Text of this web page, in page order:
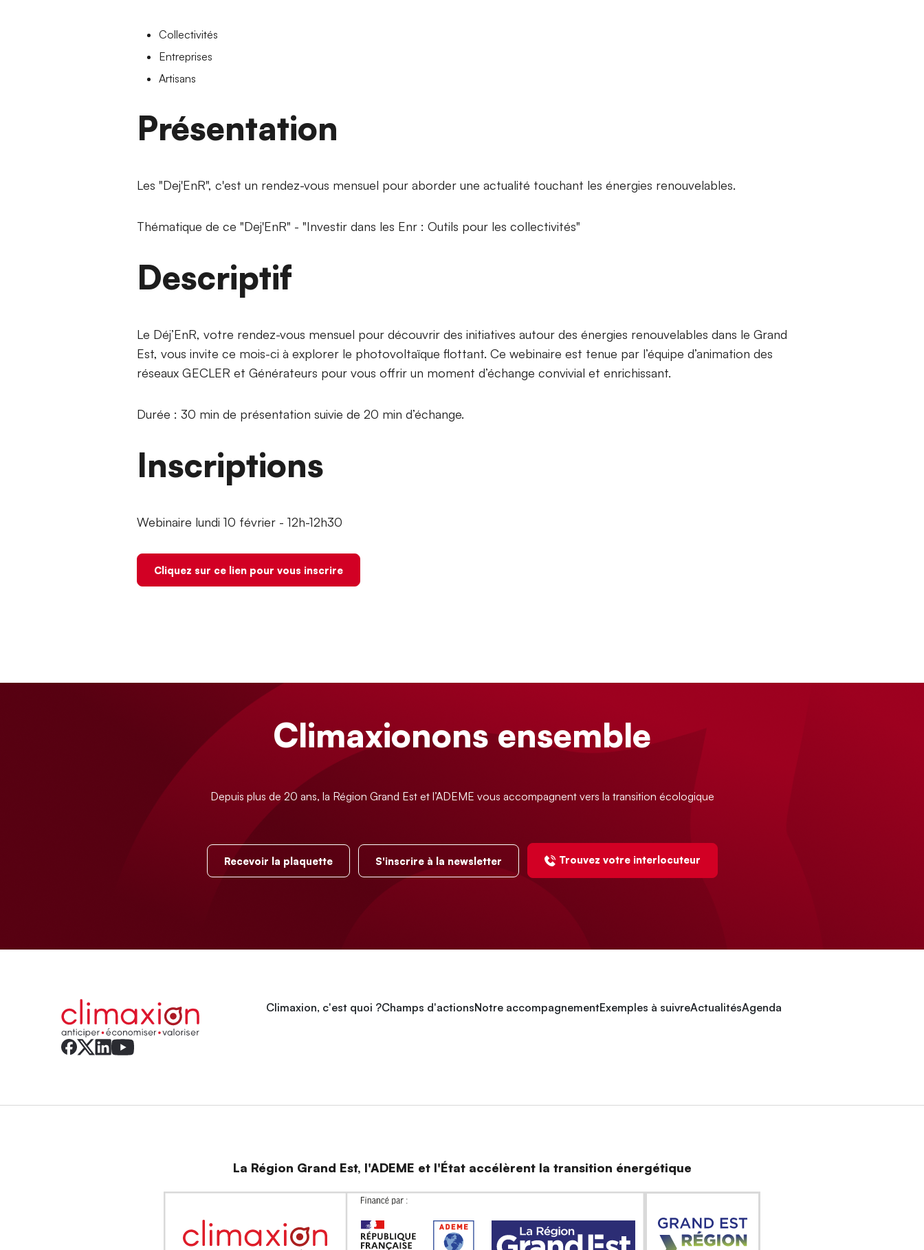
Collectivités
Entreprises
Artisans
Présentation
Les "Dej'EnR", c'est un rendez-vous mensuel pour aborder une actualité touchant les énergies renouvelables.
Thématique de ce "Dej'EnR" - "Investir dans les Enr : Outils pour les collectivités"
Descriptif
Le Déj’EnR, votre rendez-vous mensuel pour découvrir des initiatives autour des énergies renouvelables dans le Grand
Est, vous invite ce mois-ci à explorer le photovoltaïque flottant. Ce webinaire est tenue par l’équipe d’animation des
réseaux GECLER et Générateurs pour vous offrir un moment d’échange convivial et enrichissant.
Durée : 30 min de présentation suivie de 20 min d’échange.
Inscriptions
Webinaire lundi 10 février - 12h-12h30
Cliquez sur ce lien pour vous inscrire
Climaxionons ensemble
Depuis plus de 20 ans, la Région Grand Est et l’ADEME vous accompagnent vers la transition écologique
Recevoir la plaquette S'inscrire à la newsletter Trouvez votre interlocuteur
Climaxion, c'est quoi ?Champs d'actionsNotre accompagnementExemples à suivreActualitésAgenda
La Région Grand Est, l'ADEME et l'État accélèrent la transition énergétique